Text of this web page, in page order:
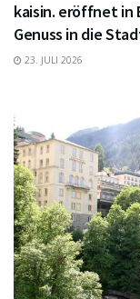
kaisin. eröffnet in
Genuss in die
23. JULI 2026